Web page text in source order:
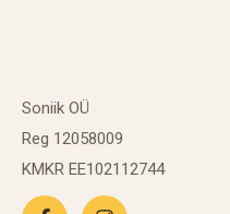
Soniik OÜ
Reg 12058009
KMKR EE102112744